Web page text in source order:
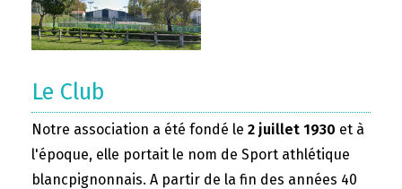
Le Club
Notre association a été fondé le 2 juillet 1930 et à
l'époque, elle portait le nom de Sport athlétique
blancpignonnais. A partir de la fin des années 40